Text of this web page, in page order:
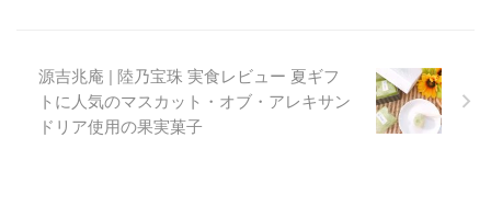
源吉兆庵 | 陸乃宝珠 実食レビュー 夏ギフ
トに人気のマスカット・オブ・アレキサン
ドリア使用の果実菓子